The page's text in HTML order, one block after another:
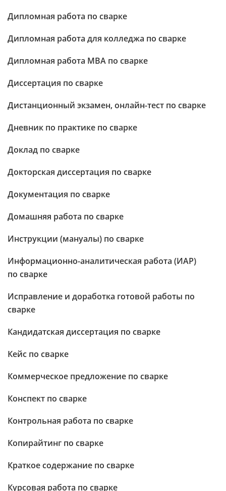
Дипломная работа по сварке
Дипломная работа для колледжа по сварке
Дипломная работа МВА по сварке
Диссертация по сварке
Дистанционный экзамен, онлайн-тест по сварке
Дневник по практике по сварке
Доклад по сварке
Докторская диссертация по сварке
Документация по сварке
Домашняя работа по сварке
Инструкции (мануалы) по сварке
Информационно-аналитическая работа (ИАР)
по сварке
Исправление и доработка готовой работы по
сварке
Кандидатская диссертация по сварке
Кейс по сварке
Коммерческое предложение по сварке
Конспект по сварке
Контрольная работа по сварке
Копирайтинг по сварке
Краткое содержание по сварке
Курсовая работа по сварке